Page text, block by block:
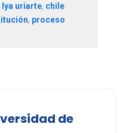
lya uriarte, chile
, proceso
de